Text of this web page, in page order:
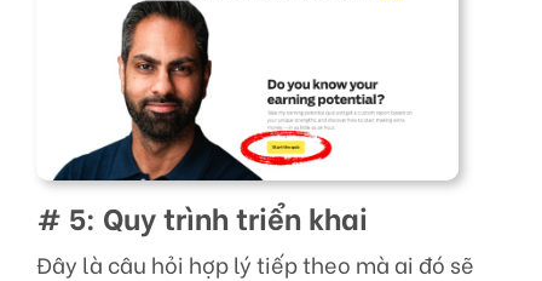
# 5: Quy trình triển khai
Đây là câu hỏi hợp lý tiếp theo mà ai đó sẽ